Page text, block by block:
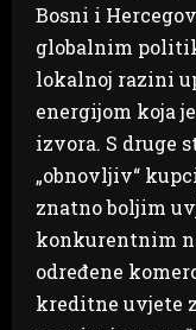
Bosni i
globalnim
lokalnoj razini
energijom koja
izvora. S druge
„obnovljiv“
znatno boljim
konkurentnim
određene
kreditne uvjete